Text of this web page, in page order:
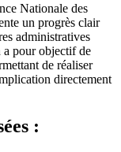
Nationale des
un progrès clair
administratives
a pour objectif de
de réaliser
directement
: